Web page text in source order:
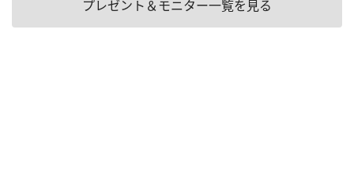
プレゼント＆モニター一覧を見る